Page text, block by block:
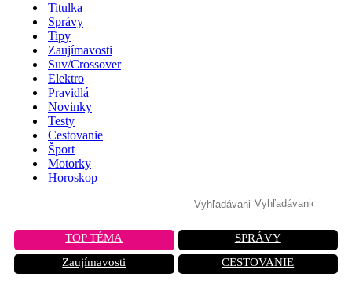
Titulka
Správy
Tipy
Zaujímavosti
Suv/Crossover
Elektro
Pravidlá
Novinky
Testy
Cestovanie
Šport
Motorky
Horoskop
TOP TÉMA
SPRÁVY
Zaujímavosti
CESTOVANIE